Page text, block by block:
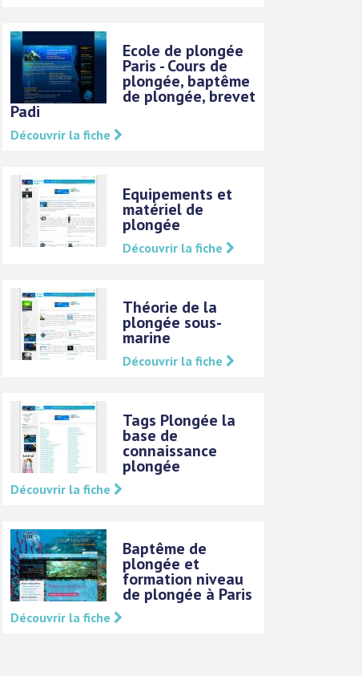
Ecole de plongée
Paris - Cours de
plongée, baptême
de plongée, brevet
Padi
Découvrir la fiche
Equipements et
matériel de
plongée
Découvrir la fiche
Théorie de la
plongée sous-
marine
Découvrir la fiche
Tags Plongée la
base de
connaissance
plongée
Découvrir la fiche
Baptême de
plongée et
formation niveau
de plongée à Paris
Découvrir la fiche